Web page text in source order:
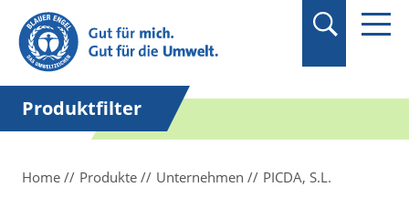
Suchbegriff in
Anführungszeichen
setzen.
Produktfilter
Home Produkte Unternehmen PICDA, S.L.